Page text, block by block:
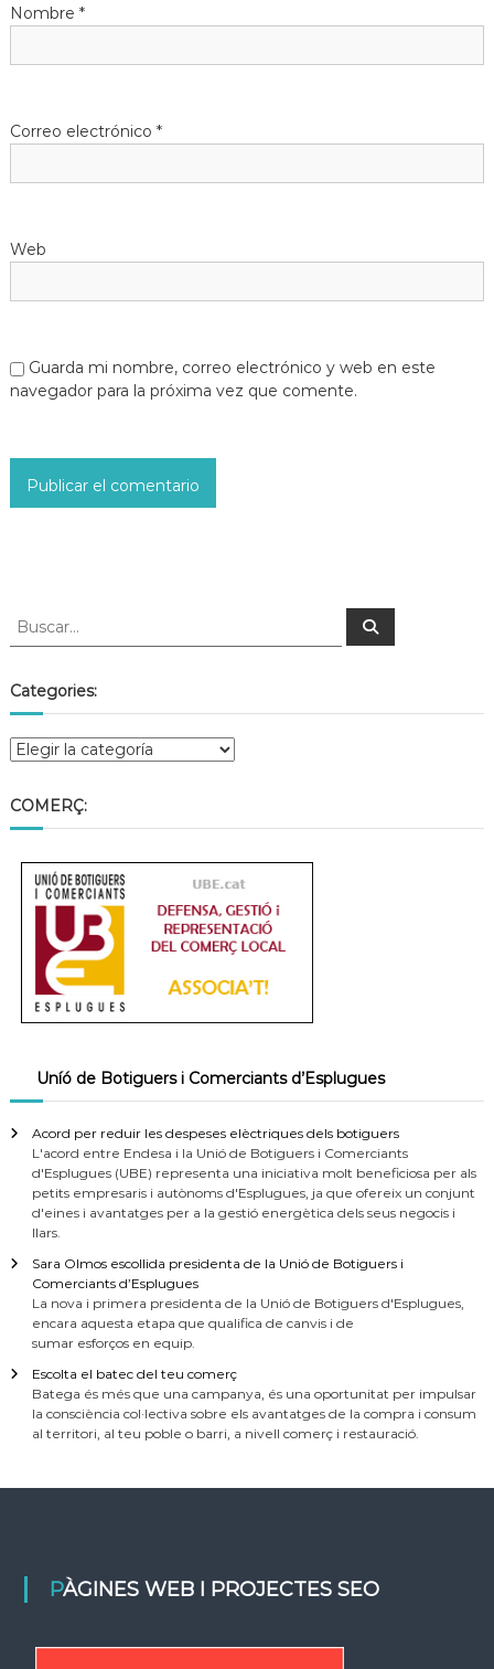
Nombre *
Correo electrónico *
Web
Guarda mi nombre, correo electrónico y web en este
navegador para la próxima vez que comente.
Categories:
COMERÇ:
Uníó de Botiguers i Comerciants d’Esplugues
Acord per reduir les despeses elèctriques dels botiguers
L'acord entre Endesa i la Unió de Botiguers i Comerciants
d'Esplugues (UBE) representa una iniciativa molt beneficiosa per als
petits empresaris i autònoms d'Esplugues, ja que ofereix un conjunt
d'eines i avantatges per a la gestió energètica dels seus negocis i
llars.
Sara Olmos escollida presidenta de la Unió de Botiguers i
Comerciants d’Esplugues
La nova i primera presidenta de la Unió de Botiguers d'Esplugues,
encara aquesta etapa que qualifica de canvis i de
sumar esforços en equip.
Escolta el batec del teu comerç
Batega és més que una campanya, és una oportunitat per impulsar
la consciència col·lectiva sobre els avantatges de la compra i consum
al territori, al teu poble o barri, a nivell comerç i restauració.
PÀGINES WEB I PROJECTES SEO